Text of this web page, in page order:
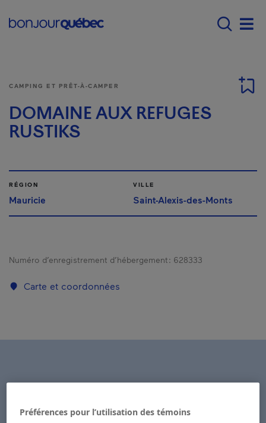
Main navigation -
CAMPING ET PRÊT-À-CAMPER
DOMAINE AUX REFUGES
RUSTIKS
RÉGION
Mauricie
VILLE
Saint-Alexis-des-Monts
Numéro d’enregistrement d’hébergement : 628333
Carte et coordonnées
Préférences pour l’utilisation des témoins